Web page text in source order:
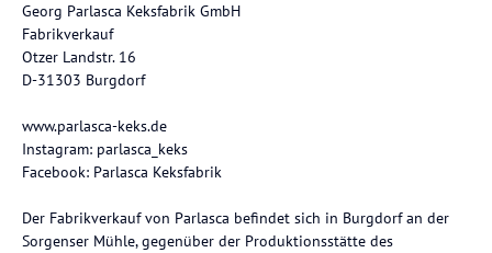
Georg Parlasca Keksfabrik GmbH
Fabrikverkauf
Otzer Landstr. 16
D-31303 Burgdorf
www.parlasca-keks.de
Instagram: parlasca_keks
Facebook: Parlasca Keksfabrik
Der Fabrikverkauf von Parlasca befindet sich in Burgdorf an der
Sorgenser Mühle, gegenüber der Produktionsstätte des